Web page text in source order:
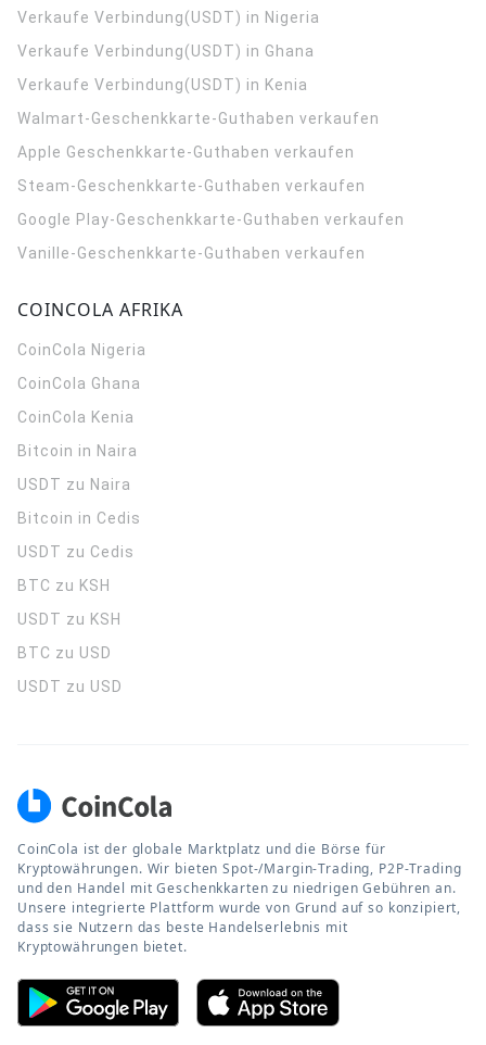
Verkaufe Verbindung(USDT) in Nigeria
Verkaufe Verbindung(USDT) in Ghana
Verkaufe Verbindung(USDT) in Kenia
Walmart-Geschenkkarte-Guthaben verkaufen
Apple Geschenkkarte-Guthaben verkaufen
Steam-Geschenkkarte-Guthaben verkaufen
Google Play-Geschenkkarte-Guthaben verkaufen
Vanille-Geschenkkarte-Guthaben verkaufen
COINCOLA AFRIKA
CoinCola Nigeria
CoinCola Ghana
CoinCola Kenia
Bitcoin in Naira
USDT zu Naira
Bitcoin in Cedis
USDT zu Cedis
BTC zu KSH
USDT zu KSH
BTC zu USD
USDT zu USD
CoinCola ist der globale Marktplatz und die Börse für
Kryptowährungen. Wir bieten Spot-/Margin-Trading, P2P-Trading
und den Handel mit Geschenkkarten zu niedrigen Gebühren an.
Unsere integrierte Plattform wurde von Grund auf so konzipiert,
dass sie Nutzern das beste Handelserlebnis mit
Kryptowährungen bietet.